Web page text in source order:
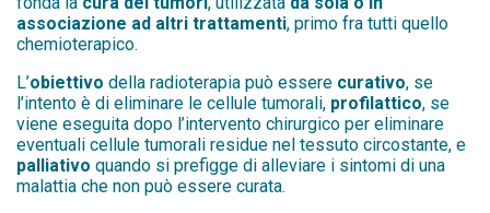
CHI SIAMO
SHOP
AREA RISERVATA
associazione ad altri trattamenti, primo fra tutti quello
chemioterapico.
L’obiettivo della radioterapia può essere curativo, se
l’intento è di eliminare le cellule tumorali, profilattico, se
viene eseguita dopo l’intervento chirurgico per eliminare
eventuali cellule tumorali residue nel tessuto circostante, e
palliativo quando si prefigge di alleviare i sintomi di una
malattia che non può essere curata.